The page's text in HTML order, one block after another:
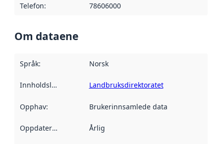
Telefon: 78606000
Om dataene
Språk: Norsk
Innholdsleverandører :
Landbruksdirektoratet
Opphav: Brukerinnsamlede data
Oppdateringsfrekvens :
Årlig